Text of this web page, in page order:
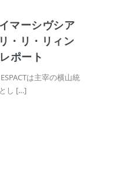
マーシヴシア
・リ・リィン
ポート
は主宰の横山統
し […]